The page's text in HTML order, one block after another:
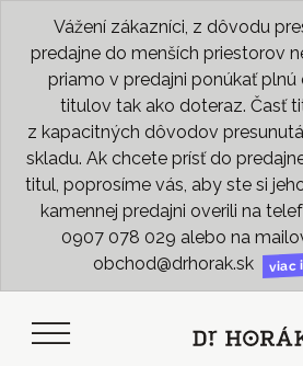
Vážení zákazníci, z dôvodu
predajne do menších priestorov
priamo v predajni ponúkať
titulov tak ako doteraz. Časť
z kapacitných dôvodov
skladu. Ak chcete prísť do
titul, poprosíme vás, aby ste si
kamennej predajni overili na
0907 078 029 alebo na
obchod@drhorak.sk
viac